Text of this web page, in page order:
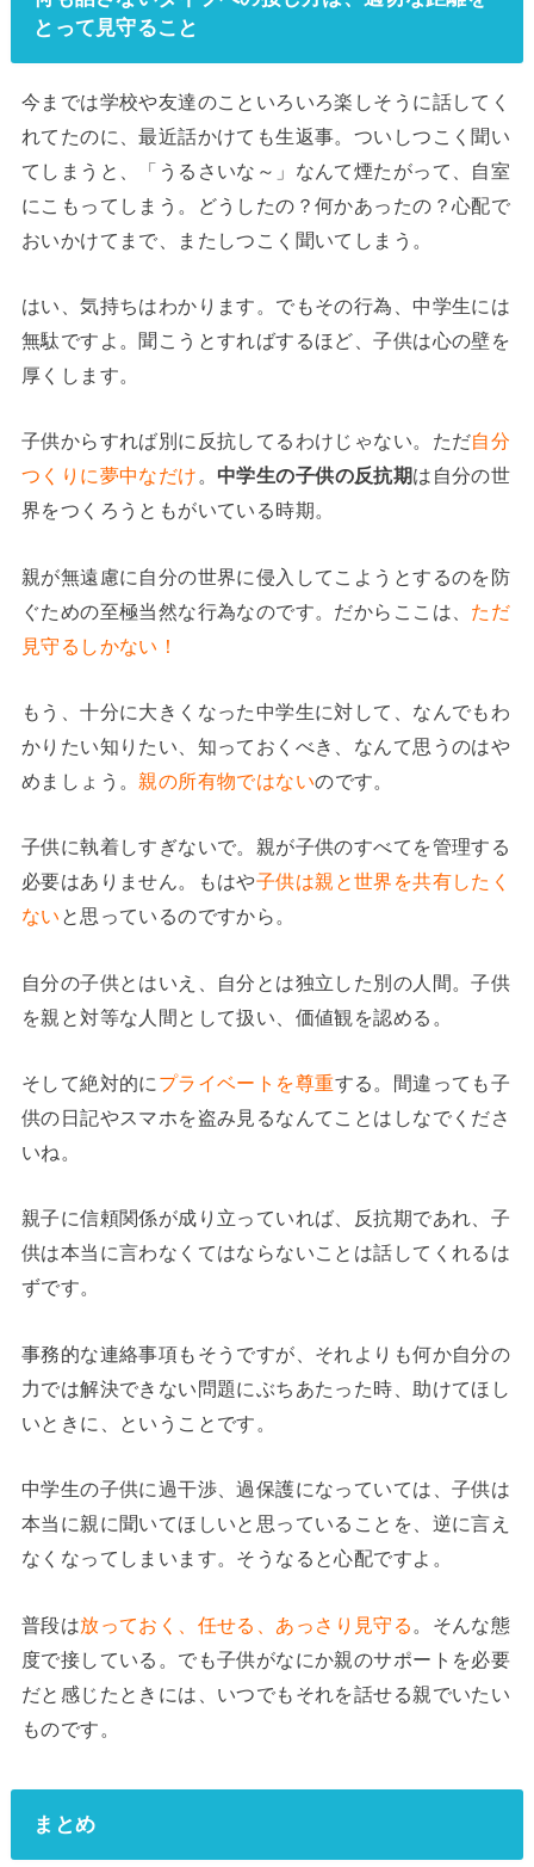
とって見守ること
今までは学校や友達のこといろいろ楽しそうに話してく
れてたのに、最近話かけても生返事。ついしつこく聞い
てしまうと、「うるさいな～」なんて煙たがって、自室
にこもってしまう。どうしたの？何かあったの？心配で
おいかけてまで、またしつこく聞いてしまう。
はい、気持ちはわかります。でもその行為、中学生には
無駄ですよ。聞こうとすればするほど、子供は心の壁を
厚くします。
子供からすれば別に反抗してるわけじゃない。ただ自分
つくりに夢中なだけ 。 中学生の子供の反抗期は自分の世
界をつくろうともがいている時期。
親が無遠慮に自分の世界に侵入してこようとするのを防
ぐための至極当然な行為なのです。だからここは、 ただ
見守るしかない！
もう、十分に大きくなった中学生に対して、なんでもわ
かりたい知りたい、知っておくべき、なんて思うのはや
めましょう。 親の所有物ではないのです。
子供に執着しすぎないで。親が子供のすべてを管理する
必要はありません。もはや子供は親と世界を共有したく
ない と思っているのですから。
自分の子供とはいえ、自分とは独立した別の人間。子供
を親と対等な人間として扱い、価値観を認める。
そして絶対的に プライベートを尊重する。間違っても子
供の日記やスマホを盗み見るなんてことはしなでくださ
いね。
親子に信頼関係が成り立っていれば、反抗期であれ、子
供は本当に言わなくてはならないことは話してくれるは
ずです。
事務的な連絡事項もそうですが、それよりも何か自分の
力では解決できない問題にぶちあたった時、助けてほし
いときに、ということです。
中学生の子供に過干渉、過保護になっていては、子供は
本当に親に聞いてほしいと思っていることを、逆に言え
なくなってしまいます。そうなると心配ですよ。
普段は放っておく、任せる、あっさり見守る
。そんな態
度で接している。でも子供がなにか親のサポートを必要
だと感じたときには、いつでもそれを話せる親でいたい
ものです。
まとめ